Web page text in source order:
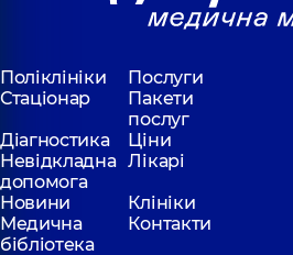
Медичний Центр
«Добробут» для
Святошині
Поліклінікавул.
Святошинська, 3-Б, м.
Поліклініки
Послуги
Стаціонар
Пакети
послуг
Діагностика
Ціни
Невідкладна
допомога
Лікарі
Новини
Клініки
Медична
бібліотека
Контакти